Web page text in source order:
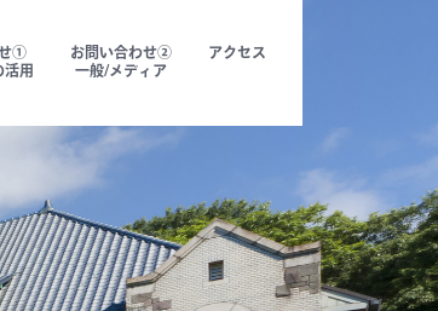
せ①
活用
お問い合わせ②
一般/メディア
アクセス